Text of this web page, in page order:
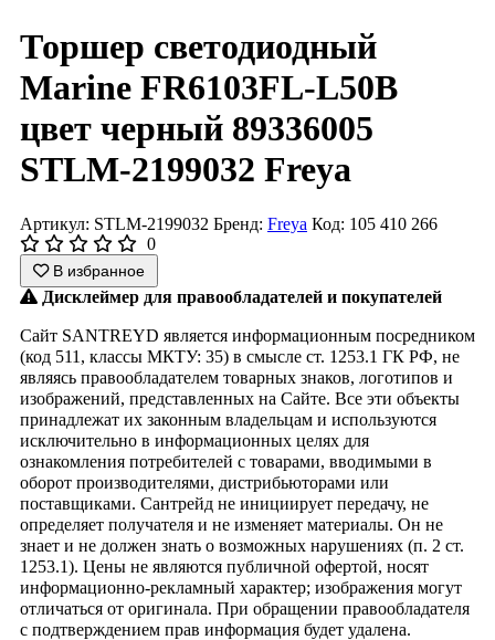
Торшер светодиодный
Marine FR6103FL-L50B
цвет черный 89336005
STLM-2199032 Freya
Артикул: STLM-2199032 Бренд: Freya Код: 105 410 266
0
В избранное
Дисклеймер для правообладателей и покупателей
Сайт SANTREYD является информационным посредником
(код 511, классы МКТУ: 35) в смысле ст. 1253.1 ГК РФ, не
являясь правообладателем товарных знаков, логотипов и
изображений, представленных на Сайте. Все эти объекты
принадлежат их законным владельцам и используются
исключительно в информационных целях для
ознакомления потребителей с товарами, вводимыми в
оборот производителями, дистрибьюторами или
поставщиками. Сантрейд не инициирует передачу, не
определяет получателя и не изменяет материалы. Он не
знает и не должен знать о возможных нарушениях (п. 2 ст.
1253.1). Цены не являются публичной офертой, носят
информационно-рекламный характер; изображения могут
отличаться от оригинала. При обращении правообладателя
с подтверждением прав информация будет удалена.